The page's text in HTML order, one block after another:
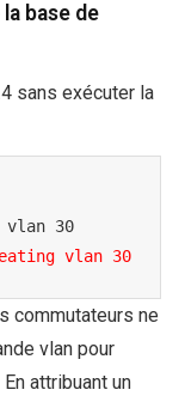
base de
sans exécuter la
vlan 30
commutateurs ne
vlan pour
En attribuant un